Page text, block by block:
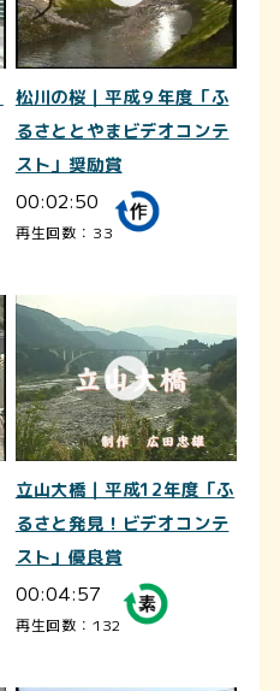
松川の桜｜平成９年度「ふ
るさととやまビデオコンテ
スト」奨励賞
00:02:50
再生回数：33
立山大橋｜平成12年度「ふ
るさと発見！ビデオコンテ
スト」優良賞
00:04:57
再生回数：132